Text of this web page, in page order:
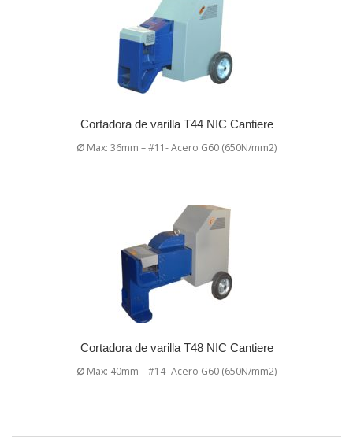
Cortadora de varilla T44 NIC Cantiere
∅ Max: 36mm – #11- Acero G60 (650N/mm2)
Cortadora de varilla T48 NIC Cantiere
∅ Max: 40mm – #14- Acero G60 (650N/mm2)